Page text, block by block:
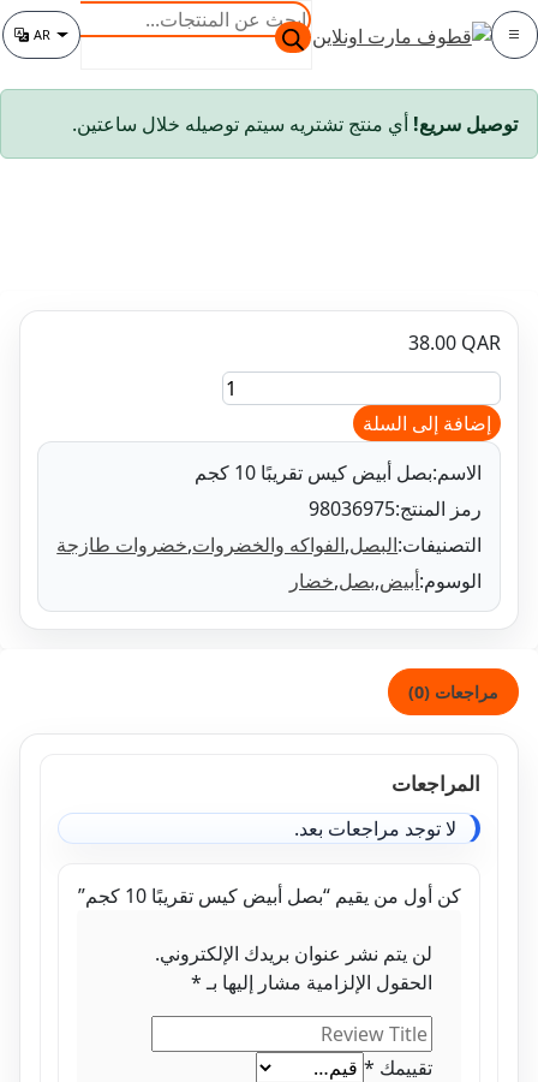
عن
AR
سريع!أي منتج تشتريه سيتم توصيله خلال ساعتين.
38.00
إلى السلة
بصل أبيض كيس تقريبًا 10 كجم
المنتج:98036975
البصل,الفواكه والخضروات,خضروات طازجة
أبيض,بصل,خضار
(0)
لا توجد مراجعات بعد.
كن أول من يقيم “بصل أبيض كيس تقريبًا 10 كجم”
لن يتم نشر عنوان بريدك الإلكتروني.
الحقول الإلزامية مشار إليها بـ*